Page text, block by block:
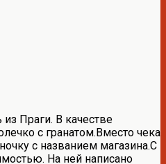
из Праги. В качестве
с гранатом.Вместо чека
с названием магазина.С
На ней написано